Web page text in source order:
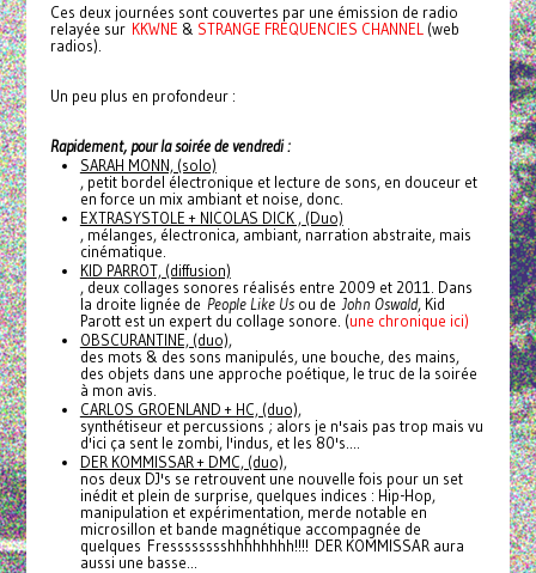
Ces deux journées sont couvertes par une émission de radio
relayée sur KKWNE & STRANGE FREQUENCIES CHANNEL (web
radios).
Un peu plus en profondeur :
Rapidement, pour la soirée de vendredi :
SARAH MONN, (solo)
, petit bordel électronique et lecture de sons, en douceur et
en force un mix ambiant et noise, donc.
EXTRASYSTOLE + NICOLAS DICK , (Duo)
, mélanges, électronica, ambiant, narration abstraite, mais
cinématique.
KID PARROT, (diffusion)
, deux collages sonores réalisés entre 2009 et 2011. Dans
la droite lignée de People Like Usou de John Oswald, Kid
Parott est un expert du collage sonore. (une chronique ici)
OBSCURANTINE, (duo),
des mots & des sons manipulés, une bouche, des mains,
des objets dans une approche poétique, le truc de la soirée
à mon avis.
CARLOS GROENLAND + HC, (duo),
synthétiseur et percussions ; alors je n'sais pas trop mais vu
d'ici ça sent le zombi, l'indus, et les 80's....
DER KOMMISSAR + DMC, (duo),
nos deux DJ's se retrouvent une nouvelle fois pour un set
inédit et plein de surprise, quelques indices : Hip-Hop,
manipulation et expérimentation, merde notable en
microsillon et bande magnétique accompagnée de
quelques Fresssssssshhhhhhhh!!!! DER KOMMISSAR aura
aussi une basse...